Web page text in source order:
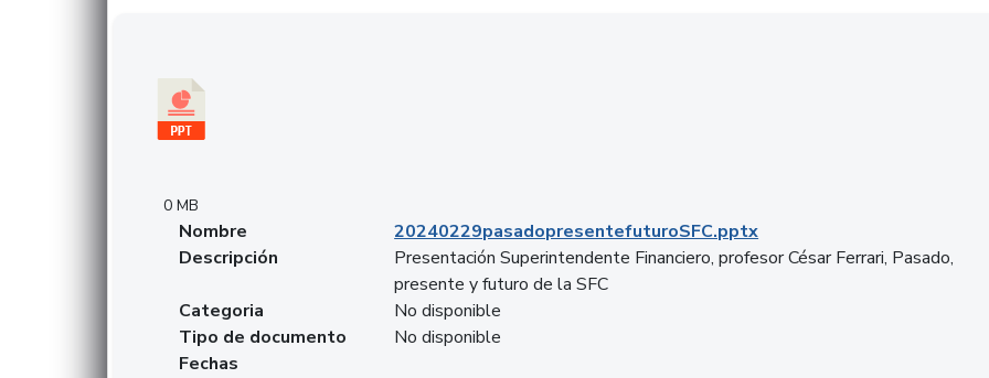
0 MB
Nombre
20240229pasadopresentefuturoSFC.pptx
Descripción
Presentación Superintendente Financiero, profesor César Ferrari, Pasado,
presente y futuro de la SFC
Categoria
No disponible
Tipo de documento
No disponible
Fechas